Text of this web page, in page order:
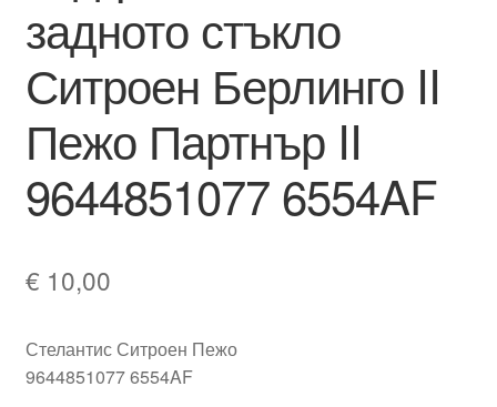
задното стъкло
Ситроен Берлинго II
Пежо Партнър II
9644851077 6554AF
€ 10,00
Стелантис Ситроен Пежо
9644851077 6554AF